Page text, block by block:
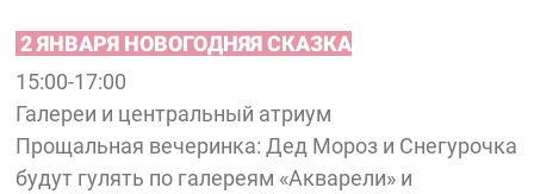
2 ЯНВАРЯ НОВОГОДНЯЯ СКАЗКА
15:00-17:00
Галереи и центральный атриум
Прощальная вечеринка: Дед Мороз и Снегурочка
будут гулять по галереям «Акварели» и